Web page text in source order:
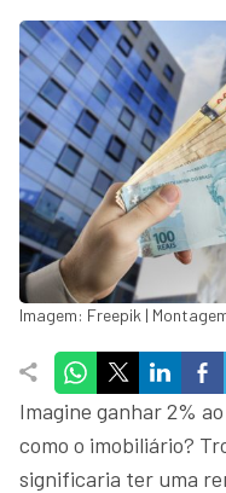
Imagem: Freepik |
Imagine ganhar 2%
como o imobiliário?
significaria ter uma